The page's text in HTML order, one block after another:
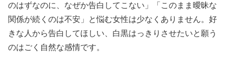
のはずなのに、なぜか告白してこない」「このまま曖昧な
関係が続くのは不安」と悩む女性は少なくありません。好
きな人から告白してほしい、白黒はっきりさせたいと願う
のはごく自然な感情です。